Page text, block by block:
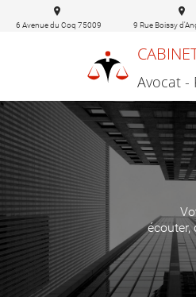
Avocat -
6 Avenue du Coq 75009
9 Rue Boissy
écouter,